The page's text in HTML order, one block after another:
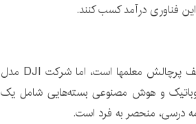
فناوری درآمد کسب کنند.
نیواطلس: اداره کلاسهای مدرسه یکی از وظایف پرچالش معلم‎ها است، اما شرکت DJI مدل
روباتیک و هوش مصنوعی بسته‌هایی شامل یک
درسی، منحصر به فرد است.